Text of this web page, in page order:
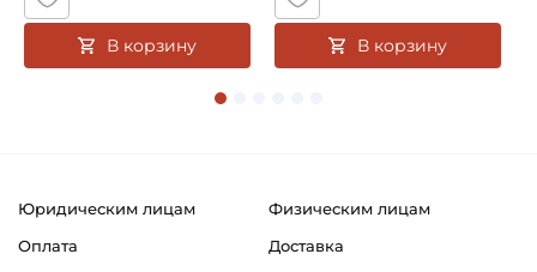
В корзину В корзину
Юридическим лицам
Физическим лицам
Оплата
Доставка